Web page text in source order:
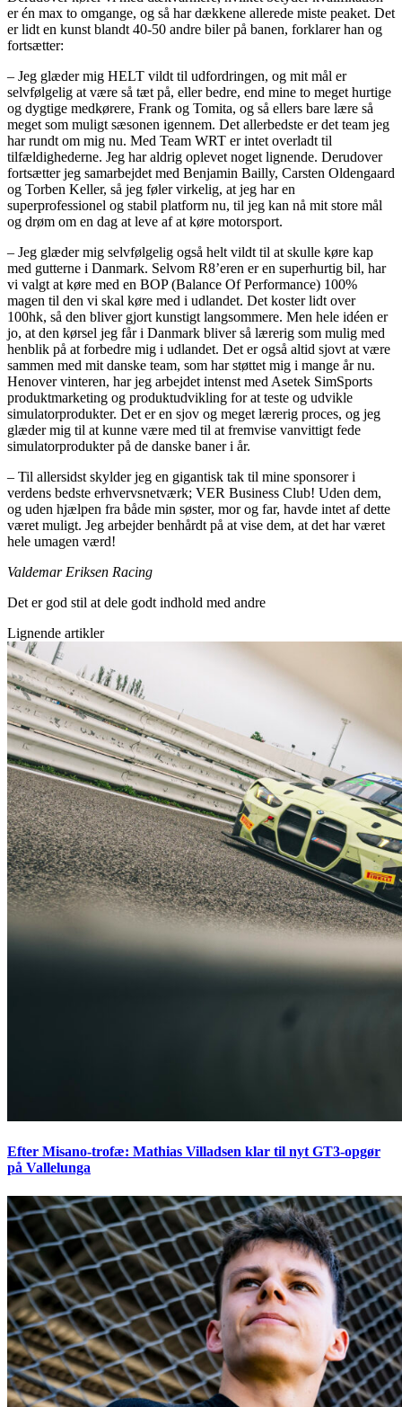
er én max to omgange, og så har dækkene allerede miste peaket. Det
er lidt en kunst blandt 40-50 andre biler på banen, forklarer han og
fortsætter:
– Jeg glæder mig HELT vildt til udfordringen, og mit mål er
selvfølgelig at være så tæt på, eller bedre, end mine to meget hurtige
og dygtige medkørere, Frank og Tomita, og så ellers bare lære så
meget som muligt sæsonen igennem. Det allerbedste er det team jeg
har rundt om mig nu. Med Team WRT er intet overladt til
tilfældighederne. Jeg har aldrig oplevet noget lignende. Derudover
fortsætter jeg samarbejdet med Benjamin Bailly, Carsten Oldengaard
og Torben Keller, så jeg føler virkelig, at jeg har en
superprofessionel og stabil platform nu, til jeg kan nå mit store mål
og drøm om en dag at leve af at køre motorsport.
– Jeg glæder mig selvfølgelig også helt vildt til at skulle køre kap
med gutterne i Danmark. Selvom R8’eren er en superhurtig bil, har
vi valgt at køre med en BOP (Balance Of Performance) 100%
magen til den vi skal køre med i udlandet. Det koster lidt over
100hk, så den bliver gjort kunstigt langsommere. Men hele idéen er
jo, at den kørsel jeg får i Danmark bliver så lærerig som mulig med
henblik på at forbedre mig i udlandet. Det er også altid sjovt at være
sammen med mit danske team, som har støttet mig i mange år nu.
Henover vinteren, har jeg arbejdet intenst med Asetek SimSports
produktmarketing og produktudvikling for at teste og udvikle
simulatorprodukter. Det er en sjov og meget lærerig proces, og jeg
glæder mig til at kunne være med til at fremvise vanvittigt fede
simulatorprodukter på de danske baner i år.
– Til allersidst skylder jeg en gigantisk tak til mine sponsorer i
verdens bedste erhvervsnetværk; VER Business Club! Uden dem,
og uden hjælpen fra både min søster, mor og far, havde intet af dette
været muligt. Jeg arbejder benhårdt på at vise dem, at det har været
hele umagen værd!
Valdemar Eriksen Racing
Det er god stil at dele godt indhold med andre
Lignende artikler
Efter Misano-trofæ: Mathias Villadsen klar til nyt GT3-opgør
på Vallelunga